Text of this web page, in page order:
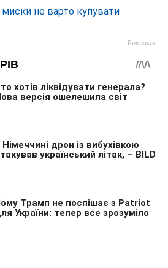
миски не варто купувати